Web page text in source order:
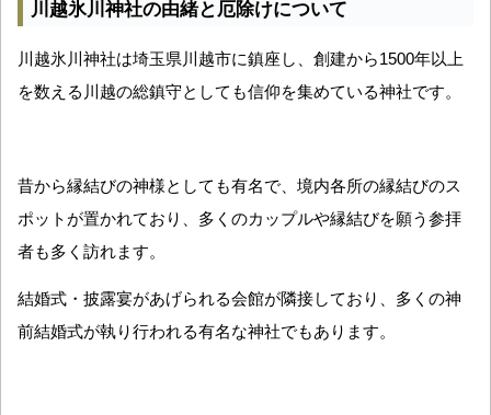
川越氷川神社の由緒と厄除けについて
川越氷川神社は埼玉県川越市に鎮座し、創建から1500年以上
を数える川越の総鎮守としても信仰を集めている神社です。
昔から縁結びの神様としても有名で、境内各所の縁結びのス
ポットが置かれており、多くのカップルや縁結びを願う参拝
者も多く訪れます。
結婚式・披露宴があげられる会館が隣接しており、多くの神
前結婚式が執り行われる有名な神社でもあります。